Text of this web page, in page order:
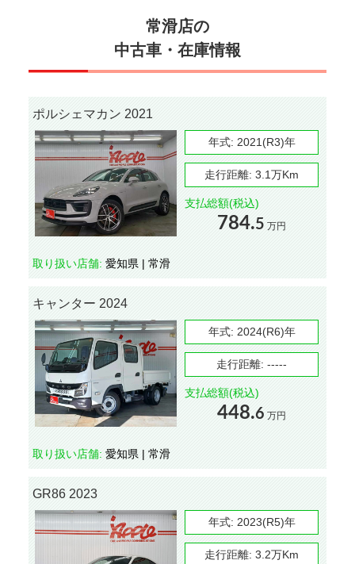
常滑店の
中古車・在庫情報
ポルシェマカン 2021
年式: 2021(R3)年
走行距離: 3.1万Km
支払総額(税込)
784.5 万円
取り扱い店舗: 愛知県 | 常滑
キャンター 2024
年式: 2024(R6)年
走行距離: -----
支払総額(税込)
448.6 万円
取り扱い店舗: 愛知県 | 常滑
GR86 2023
年式: 2023(R5)年
走行距離: 3.2万Km